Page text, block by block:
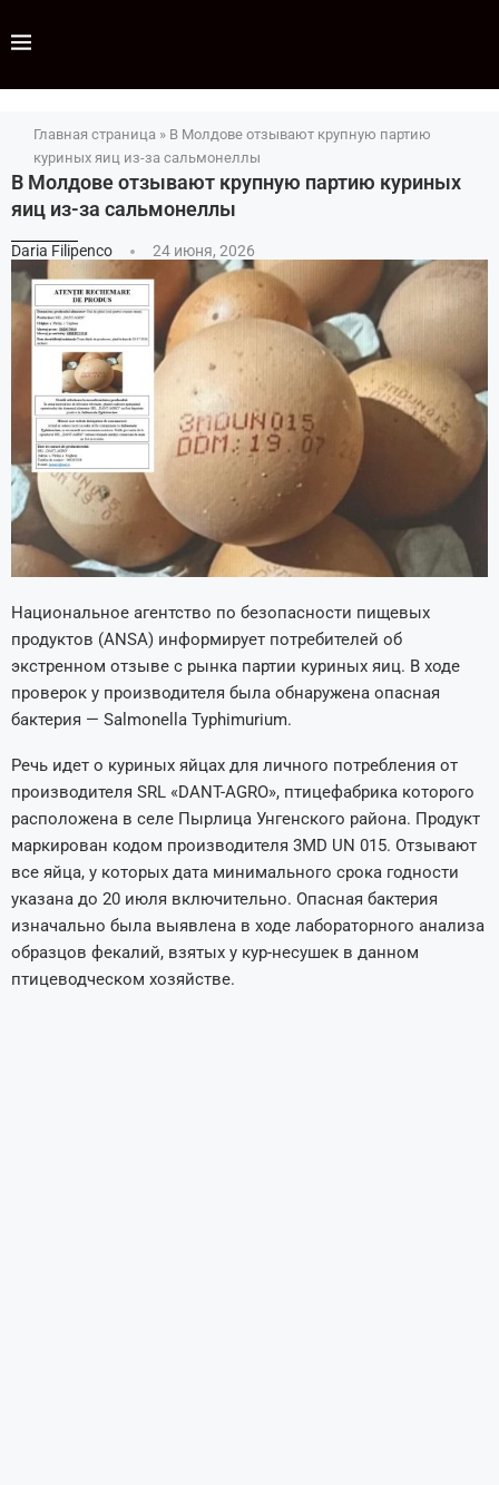
Главная страница » В Молдове отзывают крупную партию
куриных яиц из-за сальмонеллы
В Молдове отзывают крупную партию куриных
яиц из-за сальмонеллы
Daria Filipenco 24 июня, 2026
Национальное агентство по безопасности пищевых
продуктов (ANSA) информирует потребителей об
экстренном отзыве с рынка партии куриных яиц. В ходе
проверок у производителя была обнаружена опасная
бактерия — Salmonella Typhimurium.
Речь идет о куриных яйцах для личного потребления от
производителя SRL «DANT-AGRO», птицефабрика которого
расположена в селе Пырлица Унгенского района. Продукт
маркирован кодом производителя 3MD UN 015. Отзывают
все яйца, у которых дата минимального срока годности
указана до 20 июля включительно. Опасная бактерия
изначально была выявлена в ходе лабораторного анализа
образцов фекалий, взятых у кур-несушек в данном
птицеводческом хозяйстве.